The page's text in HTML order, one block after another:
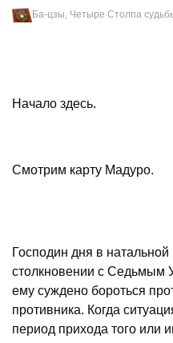
Ба-цзы, Четыре Столпа
Начало здесь.
Смотрим карту Мадуро.
Господин дня в натальной
столкновении с Седьмым
ему суждено бороться
противника. Когда
период прихода того или